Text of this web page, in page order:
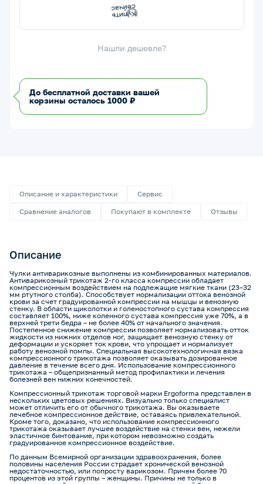
К
у
п
и
т
ь
с
е
й
ч
а
с
Нашли дешевле?
До бесплатной доставки вашей
корзины осталось 1000 ₽
Описание и характеристики
Сервис
Сравнение аналогов
Покупают в комплекте Отзывы
Описание
Чулки антиварикозные выполнены из комбинированных материалов.
Антиварикозный трикотаж 2-го класса компрессии обладает
компрессионным воздействием на подлежащие мягкие ткани (23–32
мм ртутного столба). Способствует нормализации оттока венозной
крови за счет градуированной компрессии на мышцы и венозную
стенку. В области щиколотки и голеностопного сустава компрессия
составляет 100%, ниже коленного сустава компрессия уже 70%, а в
верхней трети бедра – не более 40% от начального значения.
Постепенное снижение компрессии позволяет нормализовать отток
жидкости из нижних отделов ног, защищает венозную стенку от
деформации и ускоряет ток крови, что упрощает и нормализует
работу венозной помпы. Специальная высокотехнологичная вязка
компрессионного трикотажа позволяет оказывать дозированное
давление в течение всего дня. Использование компрессионного
трикотажа – общепризнанный метод профилактики и лечения
болезней вен нижних конечностей.
Компрессионный трикотаж торговой марки Ergoforma представлен в
нескольких цветовых решениях. Визуально только специалист
может отличить его от обычного трикотажа. Вы оказываете
лечебное компрессионное действие, оставаясь привлекательной.
Кроме того, доказано, что использование компрессионного
трикотажа оказывает лучшее воздействие на стенки вен, нежели
эластичное бинтование, при котором невозможно создать
градуированное компрессионное воздействие.
По данным Всемирной организации здравоохранения, более
половины населения России страдает хронической венозной
недостаточностью, или попросту варикозом. Причем более 70
процентов из этой группы – женщины. Причины не только в